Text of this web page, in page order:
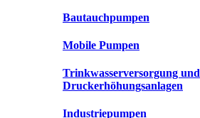
Bautauchpumpen
Mobile Pumpen
Trinkwasserversorgung und
Druckerhöhungsanlagen
Industriepumpen